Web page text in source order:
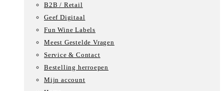
B2B / Retail
Geef Digitaal
Fun Wine Labels
Meest Gestelde Vragen
Service & Contact
Bestelling herroepen
Mijn account